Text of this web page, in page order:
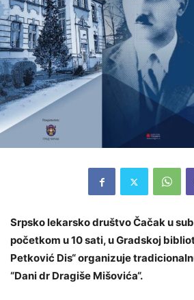
Srpsko lekarsko društvo Čačak u
početkom u 10 sati, u Gradskoj
Petković Dis“ organizuje
“Dani dr Dragiše Mišovića“.